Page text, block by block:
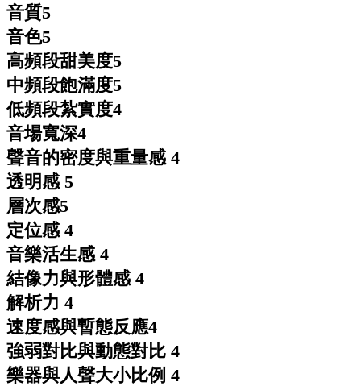
音質5
音色5
高頻段甜美度5
中頻段飽滿度5
低頻段紮實度4
音場寬深4
聲音的密度與重量感 4
透明感 5
層次感5
定位感 4
音樂活生感 4
結像力與形體感 4
解析力 4
速度感與暫態反應4
強弱對比與動態對比 4
樂器與人聲大小比例 4